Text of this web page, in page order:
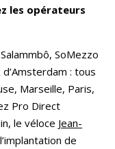
les opérateurs
SoMezzo
: tous
Marseille, Paris,
Pro Direct
le véloce Jean-
de